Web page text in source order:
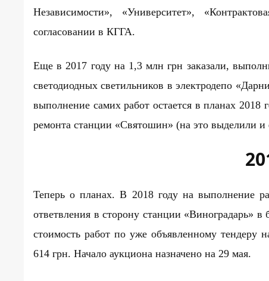
Независимости», «Университет»,
согласовании в КГГА.
Еще в 2017 году на 1,3 млн грн заказали,
светодиодных светильников в электродепо
выполнение самих работ остается в планах 2018
ремонта станции «Святошин» (на это выделили
Теперь о планах. В 2018 году на выполнение
ответвления в сторону станции «Виноградарь»
стоимость работ по уже объявленному тендеру
614 грн. Начало аукциона назначено на 29 мая.